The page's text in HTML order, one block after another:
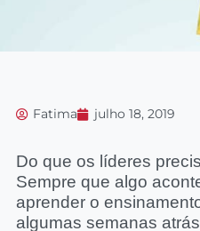
Fatima julho 18, 2019
Do que os líderes
Sempre que algo
aprender o
algumas semanas